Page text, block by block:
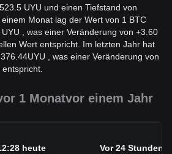
UYU und einen Tiefstand von
Monat lag der Wert von 1 BTC
, was einer Veränderung von +3.60
Wert entspricht. Im letzten Jahr hat
UYU , was einer Veränderung von
1 Monatvor einem Jahr
heute Vor 24 Stunden